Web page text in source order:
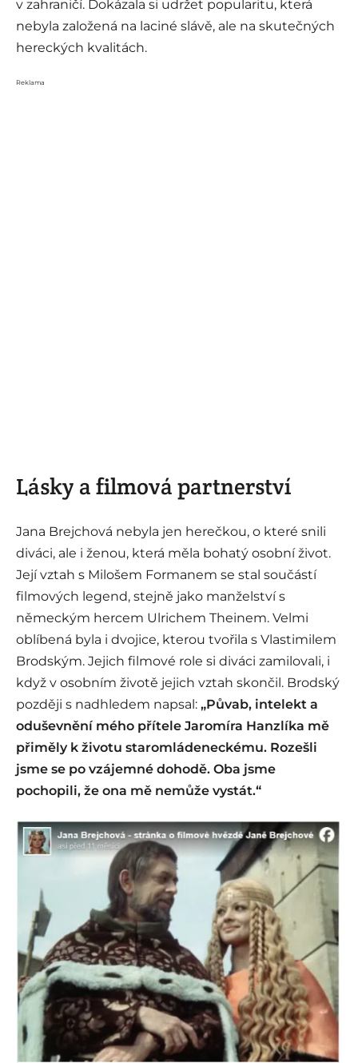
v zahraničí. Dokázala si udržet popularitu, která
nebyla založená na laciné slávě, ale na skutečných
hereckých kvalitách.
Reklama
Lásky a filmová partnerství
Jana Brejchová nebyla jen herečkou, o které snili
diváci, ale i ženou, která měla bohatý osobní život.
Její vztah s Milošem Formanem se stal součástí
filmových legend, stejně jako manželství s
německým hercem Ulrichem Theinem. Velmi
oblíbená byla i dvojice, kterou tvořila s Vlastimilem
Brodským. Jejich filmové role si diváci zamilovali, i
když v osobním životě jejich vztah skončil. Brodský
později s nadhledem napsal: „Půvab, intelekt a
oduševnění mého přítele Jaromíra Hanzlíka mě
přiměly k životu staromládeneckému. Rozešli
jsme se po vzájemné dohodě. Oba jsme
pochopili, že ona mě nemůže vystát.“